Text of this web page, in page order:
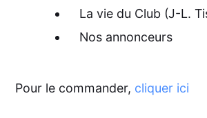
La vie du Club (J-L.
Nos annonceurs
Pour le commander, cliquer ici